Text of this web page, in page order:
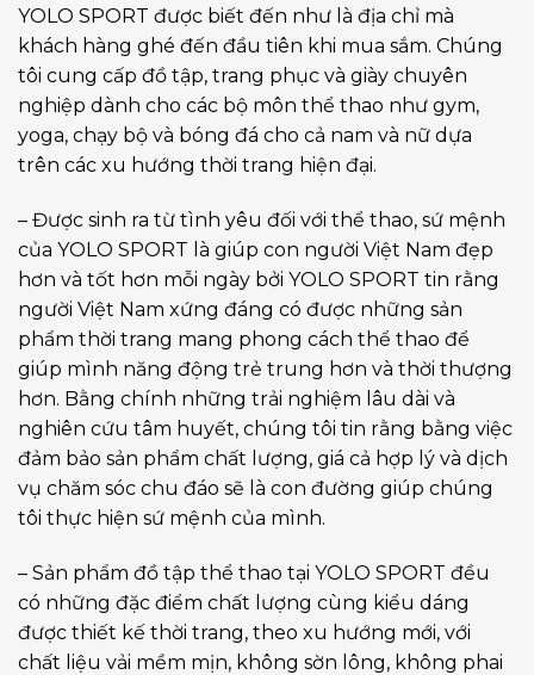
YOLO SPORT được biết đến như là địa chỉ mà
khách hàng ghé đến đầu tiên khi mua sắm. Chúng
tôi cung cấp đồ tập, trang phục và giày chuyên
nghiệp dành cho các bộ môn thể thao như gym,
yoga, chạy bộ và bóng đá cho cả nam và nữ dựa
trên các xu hướng thời trang hiện đại.
– Được sinh ra từ tình yêu đối với thể thao, sứ mệnh
của YOLO SPORT là giúp con người Việt Nam đẹp
hơn và tốt hơn mỗi ngày bởi YOLO SPORT tin rằng
người Việt Nam xứng đáng có được những sản
phẩm thời trang mang phong cách thể thao để
giúp mình năng động trẻ trung hơn và thời thượng
hơn. Bằng chính những trải nghiệm lâu dài và
nghiên cứu tâm huyết, chúng tôi tin rằng bằng việc
đảm bảo sản phẩm chất lượng, giá cả hợp lý và dịch
vụ chăm sóc chu đáo sẽ là con đường giúp chúng
tôi thực hiện sứ mệnh của mình.
– Sản phẩm đồ tập thể thao tại YOLO SPORT đều
có những đặc điểm chất lượng cùng kiểu dáng
được thiết kế thời trang, theo xu hướng mới, với
chất liệu vải mềm mịn, không sờn lông, không phai